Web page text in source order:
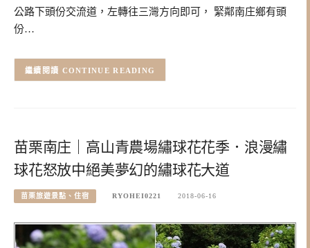
公路下頭份交流道，左轉往三灣方向即可， 緊鄰南庄鄉有頭
份…
CONTINUE READING
苗栗南庄｜高山青農場繡球花花季．浪漫繡
球花怒放中絕美夢幻的繡球花大道
苗栗旅遊景點、住宿 RYOHEI0221 2018-06-16